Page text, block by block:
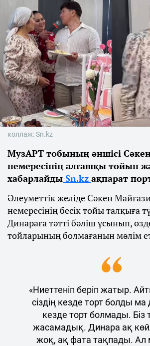
коллаж: Sn.kz
МузАРТ тобының әншісі
немересінің алғашқы тойын
хабарлайды Sn.kz ақпарат
Әлеуметтік желіде Сәкен
немересінің бесік тойы талқыға
Динараға тәтті бәліш ұсынып,
тойларының болмағанын мәлім
«Ниеттеніп беріп жатыр.
сіздің кезде торт болды ма
кезде торт болмады. Біз
жасамадық. Динара ақ
жоқ, ақ фата тақпады. Ал